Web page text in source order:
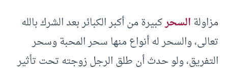
مزاولةالسحركبيرة من أكبر الكبائر بعد الشرك بالله
تعالى، والسحر له أنواع منها سحر المحبة وسحر
التفريق، ولو حدث أن طلق الرجل زوجته تحت تأثير